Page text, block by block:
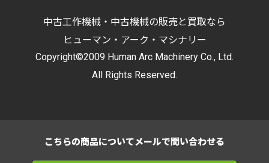
中古工作機械・中古機械の販売と買取なら
ヒューマン・アーク・マシナリー
Copyright©2009 Human Arc Machinery Co., Ltd.
All Rights Reserved.
こちらの商品についてメールで問い合わせる